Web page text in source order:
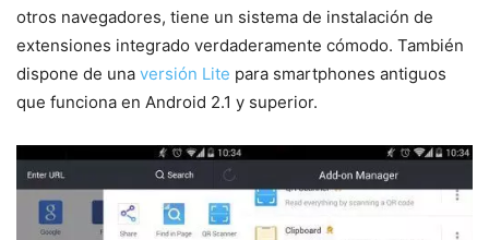
otros navegadores, tiene un sistema de instalación de
extensiones integrado verdaderamente cómodo. También
dispone de una versión Lite para smartphones antiguos
que funciona en Android 2.1 y superior.